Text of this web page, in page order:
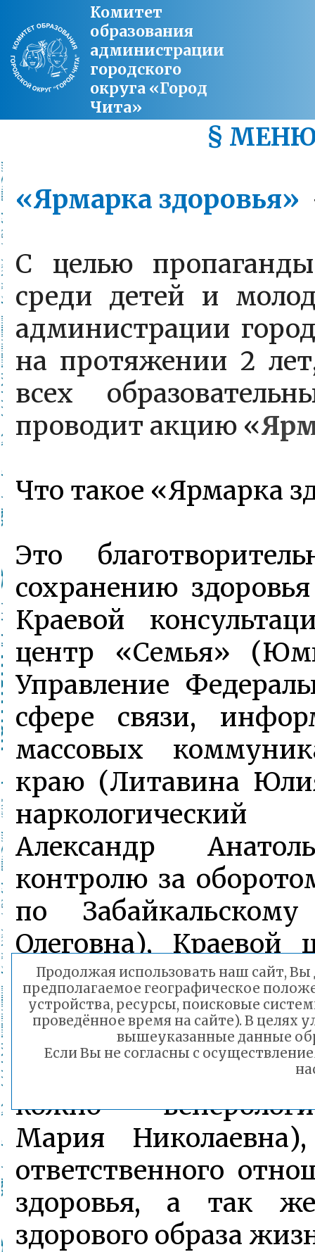
Комитет
образования
администрации
городского
округа «Город
Чита»
§
«Ярмарка здоровья»
С целью
среди детей и
администрации
на протяжении 2
всех
проводит акцию «
Что такое «Ярмарка
Это
сохранению
Краевой
центр «Семья»
Управление
сфере связи,
массовых
краю (Литавина
Александр
контролю за
по
Олеговна),
борьбе со
заболеваниями
Городской
(Рахманина
кожно –
Мария
ответственного
здоровья, а так
здорового образа
Продолжая использовать наш сайт, Вы
предполагаемое географическое
устройства, ресурсы, поисковые
проведённое время на сайте). В целях
вышеуказанные данные
Если Вы не согласны с